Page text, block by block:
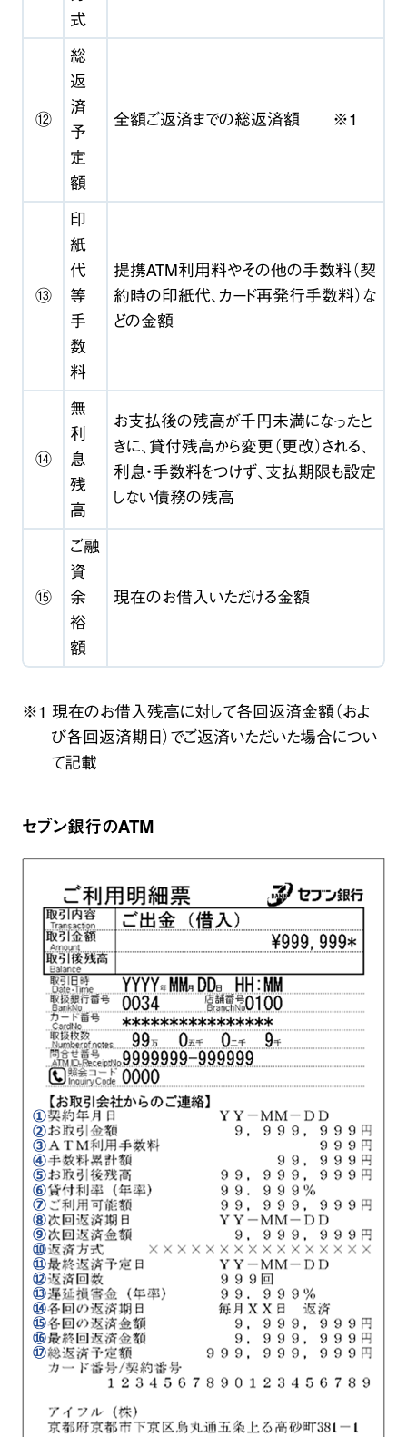
式
⑫
総
返
済
予
定
額
全額ご返済までの総返済額 ※1
⑬
印
紙
代
等
手
数
料
提携ATM利用料やその他の手数料（契
約時の印紙代、カード再発行手数料）な
どの金額
⑭
無
利
息
残
高
お支払後の残高が千円未満になったと
きに、貸付残高から変更（更改）される、
利息・手数料をつけず、支払期限も設定
しない債務の残高
⑮
ご融
資
余
裕
額
現在のお借入いただける金額
※1 現在のお借入残高に対して各回返済金額（およ
び各回返済期日）でご返済いただいた場合につい
て記載
セブン銀行のATM